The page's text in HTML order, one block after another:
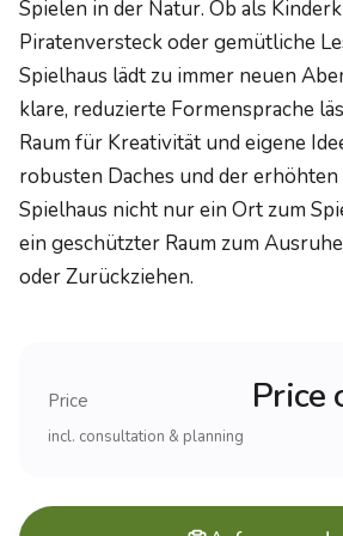
Holzzertifizierung
PEFC-zertifiziertes Robinienholz
Herstellung
100% Made in Germany
Haltbarkeit
25+ Jahre (Robinienholz)
Erfahrung und Referenzen
Erfahrung
Ãber 20 Jahre im Spielplatzbau
Projekte
Alle 16 BundeslÃ¤nder, international
Produkte
Spielanlagen (komplette
Schaukeln und Wippen
Spielen in der Natur. Ob als
Piratenversteck oder gemütliche
Spielhaus lädt zu immer neuen
klare, reduzierte Formensprache
Raum für Kreativität und eigene
robusten Daches und der erhöhten
Spielhaus nicht nur ein Ort zum
ein geschützter Raum zum
oder Zurückziehen.
Price Price
incl. consultation & planning